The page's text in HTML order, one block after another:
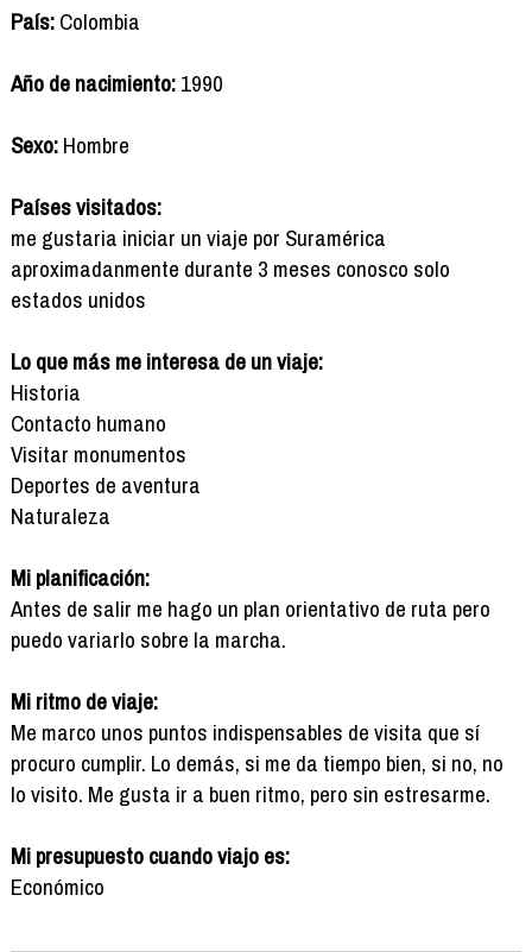
País:Colombia
Año de nacimiento:1990
Sexo:Hombre
Países visitados:
me gustaria iniciar un viaje por Suramérica
aproximadanmente durante 3 meses conosco solo
estados unidos
Lo que más me interesa de un viaje:
Historia
Contacto humano
Visitar monumentos
Deportes de aventura
Naturaleza
Mi planificación:
Antes de salir me hago un plan orientativo de ruta pero
puedo variarlo sobre la marcha.
Mi ritmo de viaje:
Me marco unos puntos indispensables de visita que sí
procuro cumplir. Lo demás, si me da tiempo bien, si no, no
lo visito. Me gusta ir a buen ritmo, pero sin estresarme.
Mi presupuesto cuando viajo es:
Económico